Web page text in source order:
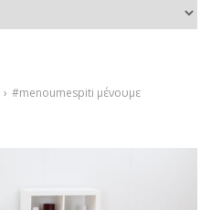
› #menoumespiti μένουμε